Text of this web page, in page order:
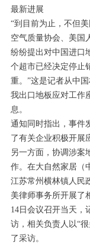
最新进展
“到目前为止，不但
空气质量协会、美国
纷纷提出对中国进口
个超市已经决定停止
重。”这是记者从中
我出口地板应对工作
息。
通知同时指出，事件
了有关企业积极开展
另一方面，协调涉案
作。在大自然家居（
江苏常州横林镇人民
美律师事务所开展了
14日会议召开当天，
访，相关负责人以“
了采访。